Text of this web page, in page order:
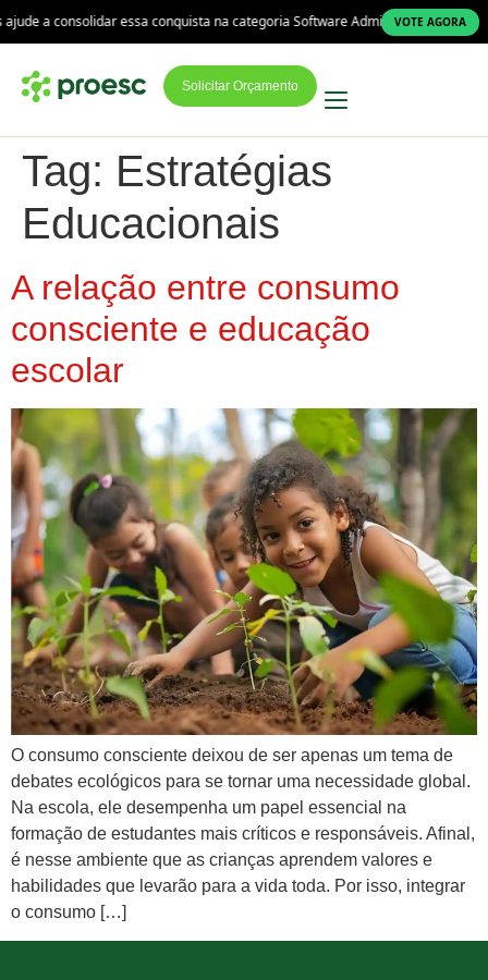
a consolidar essa conquista na categoria Software Administrativo!VOTE AGORA
Solicitar Orçamento
Tag: Estratégias
Educacionais
A relação entre consumo
consciente e educação
escolar
O consumo consciente deixou de ser apenas um tema de
debates ecológicos para se tornar uma necessidade global.
Na escola, ele desempenha um papel essencial na
formação de estudantes mais críticos e responsáveis. Afinal,
é nesse ambiente que as crianças aprendem valores e
habilidades que levarão para a vida toda. Por isso, integrar
o consumo […]